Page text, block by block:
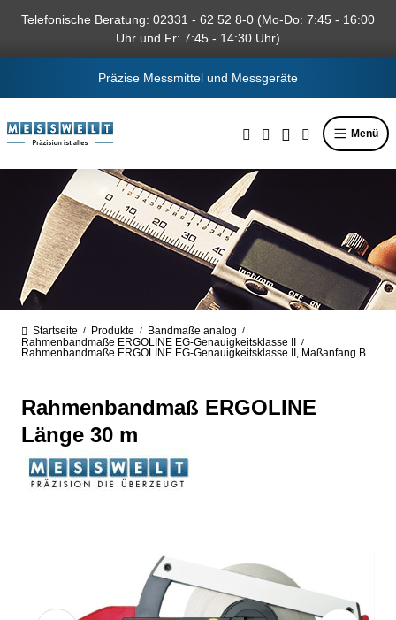
springen
Telefonische Beratung: 02331 - 62 52 8-0 (Mo-Do: 7:45 - 16:00
Uhr und Fr: 7:45 - 14:30 Uhr)
Präzise Messmittel und Messgeräte
Menü
Startseite / Produkte / Bandmaße analog /
Rahmenbandmaße ERGOLINE EG-Genauigkeitsklasse II /
Rahmenbandmaße ERGOLINE EG-Genauigkeitsklasse II, Maßanfang B
Rahmenbandmaß ERGOLINE
Länge 30 m